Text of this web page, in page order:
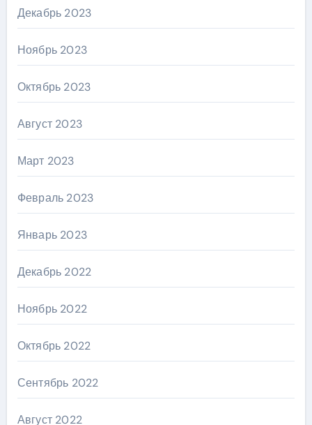
Декабрь 2023
Ноябрь 2023
Октябрь 2023
Август 2023
Март 2023
Февраль 2023
Январь 2023
Декабрь 2022
Ноябрь 2022
Октябрь 2022
Сентябрь 2022
Август 2022